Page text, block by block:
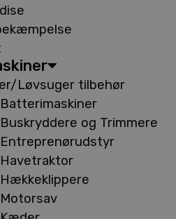
Løvsuger tilbehør
og Trimmere